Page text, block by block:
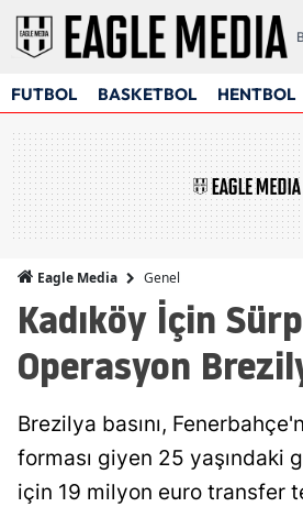
FUTBOL BASKETBOL HENTBOL
Eagle Media Genel
Kadıköy İçin
Operasyon
Brezilya basını,
forması giyen 25 yaşındaki
için 19 milyon euro transfer